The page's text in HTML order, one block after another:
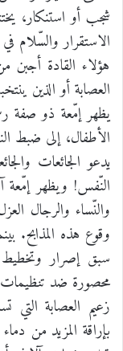
شجب أو استنكار،
الاستقرار والسّلام
هؤلاء القادة أجبن
العصابة أو الذين
يظهر إمّعة ذو صفة
الأطفال، إلى ضبط
يدعو الجائعات
النّفس! ويظهر إمّعة
والنّساء والرجال
وقوع هذه المذابح.
سبق إصرار
محصورة ضد
زعيم العصابة
بإراقة المزيد من